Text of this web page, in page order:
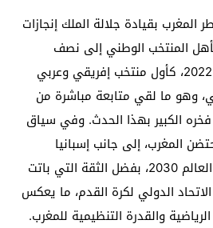
بقيادة جلالة الملك إنجازات
المنتخب الوطني إلى نصف
نهائي كأس العالم قطر 2022، كأول منتخب إفريقي وعربي
وهو ما لقي متابعة مباشرة من
الكبير بهذا الحدث. وفي سياق
المغرب، إلى جانب إسبانيا
والبرتغال، نهائيات كأس العالم 2030، بفضل الثقة التي باتت
الدولي لكرة القدم، ما يعكس
والقدرة التنظيمية للمغرب.